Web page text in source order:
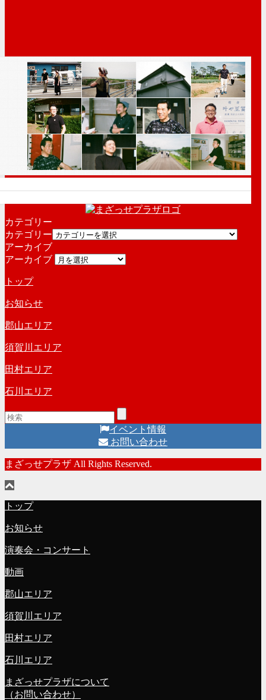
カテゴリー
カテゴリー
アーカイブ
アーカイブ
トップ
お知らせ
郡山エリア
須賀川エリア
田村エリア
石川エリア
イベント情報
お問い合わせ
まざっせプラザ All Rights Reserved.
トップ
お知らせ
演奏会・コンサート
動画
郡山エリア
須賀川エリア
田村エリア
石川エリア
まざっせプラザについて
（お問い合わせ）